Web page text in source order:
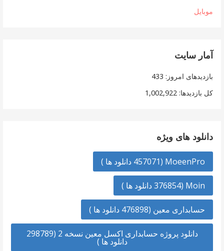
موبایل
آمار سایت
بازدیدهای امروز: 433
کل بازدیدها: 1,002,922
دانلود های ویژه
MoeenPro (457071 دانلود ها )
Moin (376854 دانلود ها )
حسابداری معین (476898 دانلود ها )
دانلود پروژه حسابداری اکسل معین نسخه 2 (298789
دانلود ها )